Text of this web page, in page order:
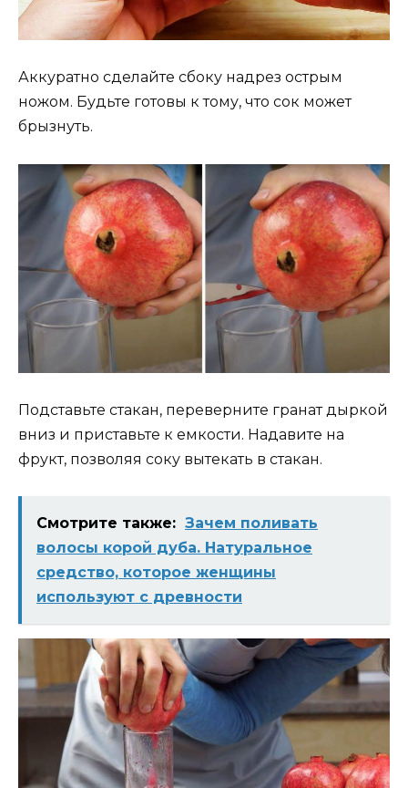
Аккуратно сделайте сбоку надрез острым
ножом. Будьте готовы к тому, что сок может
брызнуть.
Подставьте стакан, переверните гранат дыркой
вниз и приставьте к емкости. Надавите на
фрукт, позволяя соку вытекать в стакан.
Смотрите также: Зачем поливать
волосы корой дуба. Натуральное
средство, которое женщины
используют с древности